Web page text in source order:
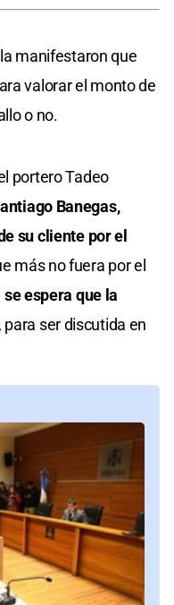
manifestaron que
valorar el monto de
o no.
portero Tadeo
Banegas,
su cliente por el
más no fuera por el
se espera que la
, para ser discutida en